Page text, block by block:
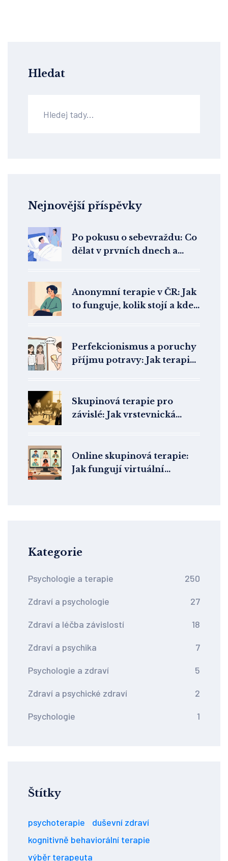
Hledat
Nejnovější příspěvky
Po pokusu o sebevraždu: Co
dělat v prvních dnech a
Anonymní terapie v ČR: Jak
to funguje, kolik stojí a kde
Perfekcionismus a poruchy
příjmu potravy: Jak terapie
Skupinová terapie pro
závislé: Jak vrstevnická
Online skupinová terapie:
Jak fungují virtuální
Kategorie
Psychologie a terapie 250
Zdraví a psychologie 27
Zdraví a léčba závislostí 18
Zdraví a psychika 7
Psychologie a zdraví 5
Zdraví a psychické zdraví 2
Psychologie 1
Štítky
psychoterapie
duševní zdraví
kognitivně behaviorální terapie
výběr terapeuta